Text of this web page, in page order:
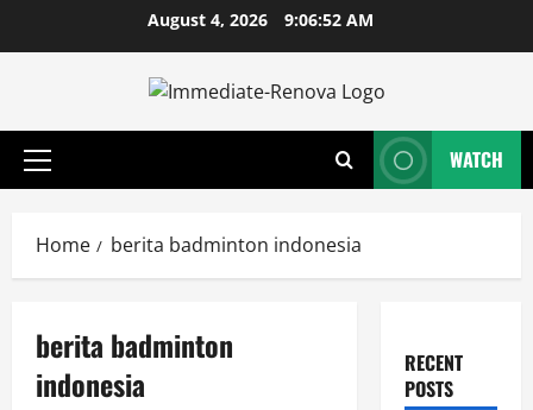
August 4, 2026 9:06:52 AM
Primary
WATCH
Home berita badminton indonesia
berita badminton
indonesia
RECENT
POSTS